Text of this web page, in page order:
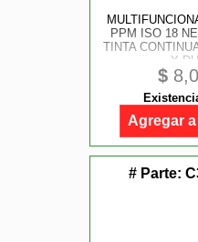
PPM ISO 18
TINTA
Y
$
Agregar
# Parte: